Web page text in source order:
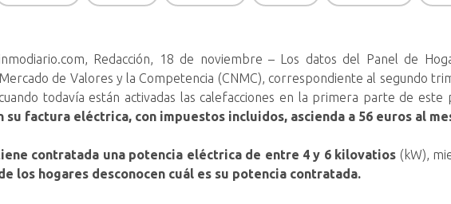
Redacción, 18 de noviembre – Los datos del Panel de
Mercado de Valores y la Competencia (CNMC), correspondiente al segundo
cuando todavía están activadas las calefacciones en la primera parte de
factura eléctrica, con impuestos incluidos, ascienda a 56 euros al
contratada una potencia eléctrica de entre 4 y 6 kilovatios (kW),
los hogares desconocen cuál es su potencia contratada.